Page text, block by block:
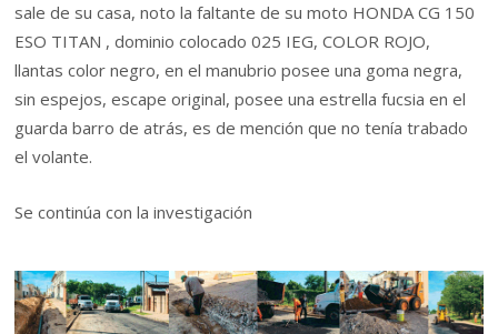
sale de su casa, noto la faltante de su moto HONDA CG 150
ESO TITAN , dominio colocado 025 IEG, COLOR ROJO,
llantas color negro, en el manubrio posee una goma negra,
sin espejos, escape original, posee una estrella fucsia en el
guarda barro de atrás, es de mención que no tenía trabado
el volante.
Se continúa con la investigación